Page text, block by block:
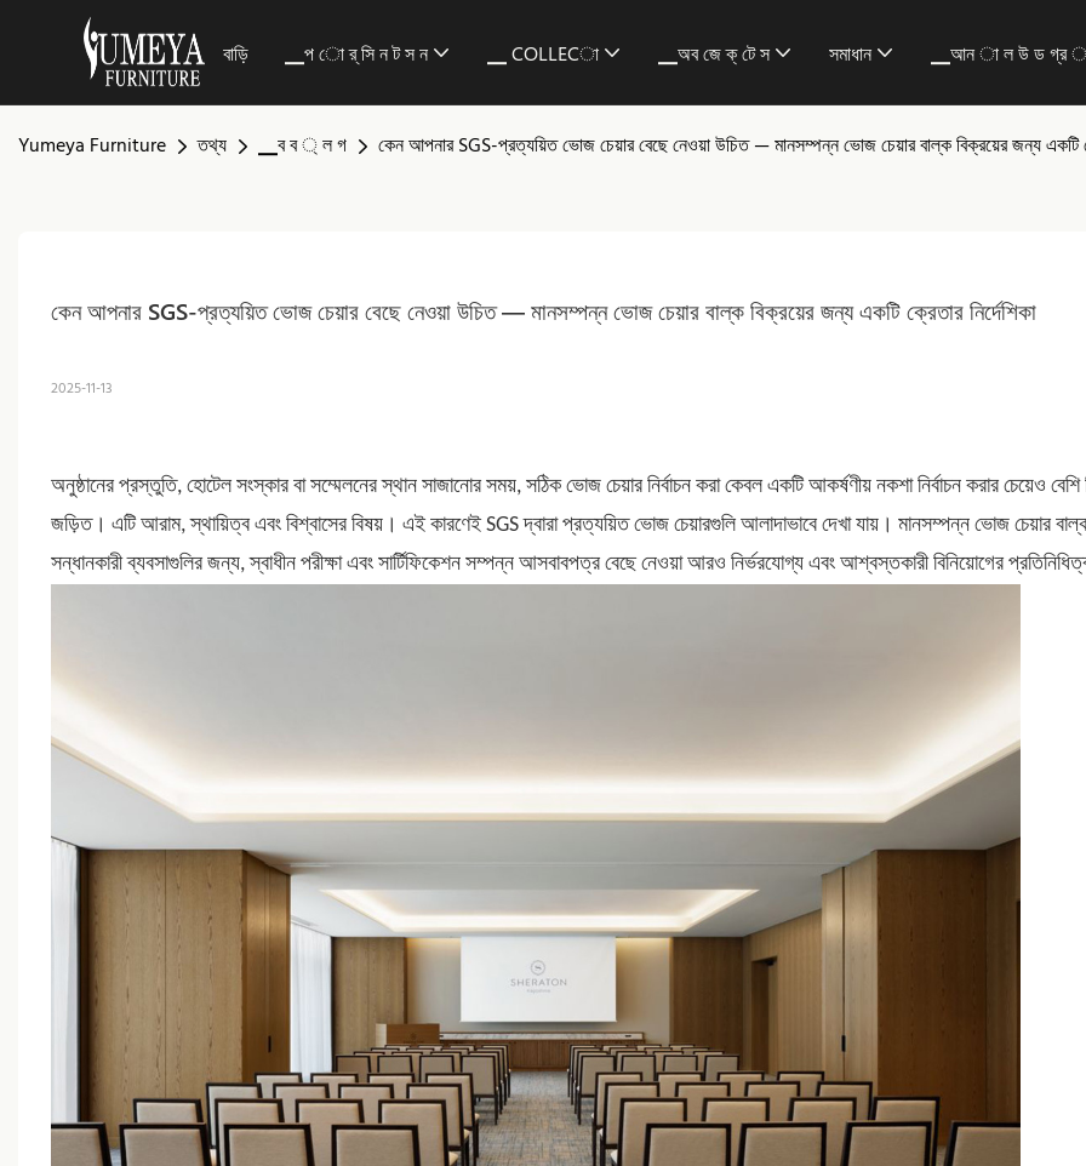
বাড়ি ▁প ো র্ সি ন ট স ন ▁ COLLECা ▁অব জে ক্ টে স সমাধান ▁আন া ল উ ড গ্র
Yumeya Furniture তথ্য ▁ব ব ্ ল গ কেন আপনার SGS-প্রত্যয়িত ভোজ চেয়ার বেছে নেওয়া উচিত — মানসম্পন্ন ভোজ চেয়ার বাল্ক বিক্রয়ের জন্য একটি
কেন আপনার SGS-প্রত্যয়িত ভোজ চেয়ার বেছে নেওয়া উচিত — মানসম্পন্ন ভোজ চেয়ার বাল্ক বিক্রয়ের জন্য একটি ক্রেতার নির্দেশিকা
2025-11-13
অনুষ্ঠানের প্রস্তুতি, হোটেল সংস্কার বা সম্মেলনের স্থান সাজানোর সময়, সঠিক ভোজ চেয়ার নির্বাচন করা কেবল একটি আকর্ষণীয় নকশা নির্বাচন করার চেয়েও বেশি
জড়িত। এটি আরাম, স্থায়িত্ব এবং বিশ্বাসের বিষয়। এই কারণেই SGS দ্বারা প্রত্যয়িত ভোজ চেয়ারগুলি আলাদাভাবে দেখা যায়। মানসম্পন্ন ভোজ চেয়ার
সন্ধানকারী ব্যবসাগুলির জন্য, স্বাধীন পরীক্ষা এবং সার্টিফিকেশন সম্পন্ন আসবাবপত্র বেছে নেওয়া আরও নির্ভরযোগ্য এবং আশ্বস্তকারী বিনিয়োগের